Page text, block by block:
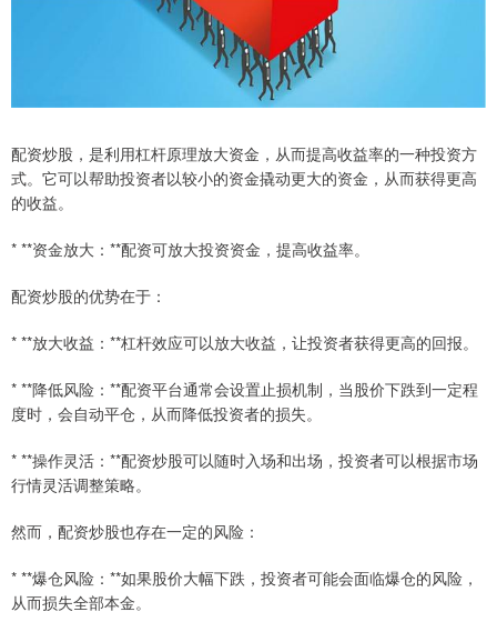
配资炒股，是利用杠杆原理放大资金，从而提高收益率的一种投资方
式。它可以帮助投资者以较小的资金撬动更大的资金，从而获得更高
的收益。
* **资金放大：**配资可放大投资资金，提高收益率。
配资炒股的优势在于：
* **放大收益：**杠杆效应可以放大收益，让投资者获得更高的回报。
* **降低风险：**配资平台通常会设置止损机制，当股价下跌到一定程
度时，会自动平仓，从而降低投资者的损失。
* **操作灵活：**配资炒股可以随时入场和出场，投资者可以根据市场
行情灵活调整策略。
然而，配资炒股也存在一定的风险：
* **爆仓风险：**如果股价大幅下跌，投资者可能会面临爆仓的风险，
从而损失全部本金。